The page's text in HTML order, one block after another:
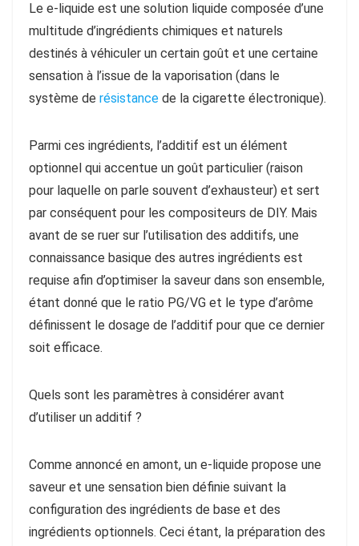
Le e-liquide est une solution liquide composée d’une
multitude d’ingrédients chimiques et naturels
destinés à véhiculer un certain goût et une certaine
sensation à l’issue de la vaporisation (dans le
système de résistance de la cigarette électronique).
Parmi ces ingrédients, l’additif est un élément
optionnel qui accentue un goût particulier (raison
pour laquelle on parle souvent d’exhausteur) et sert
par conséquent pour les compositeurs de DIY. Mais
avant de se ruer sur l’utilisation des additifs, une
connaissance basique des autres ingrédients est
requise afin d’optimiser la saveur dans son ensemble,
étant donné que le ratio PG/VG et le type d’arôme
définissent le dosage de l’additif pour que ce dernier
soit efficace.
Quels sont les paramètres à considérer avant
d’utiliser un additif ?
Comme annoncé en amont, un e-liquide propose une
saveur et une sensation bien définie suivant la
configuration des ingrédients de base et des
ingrédients optionnels. Ceci étant, la préparation des